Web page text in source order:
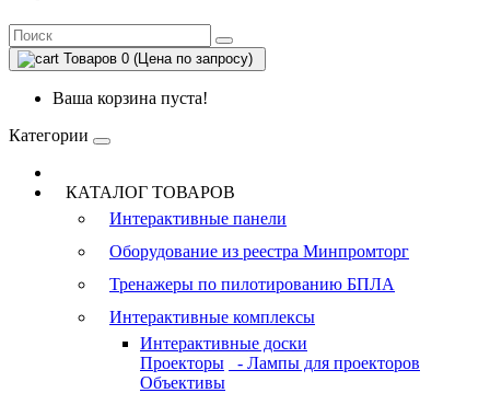
Товаров 0 (Цена по запросу)
Ваша корзина пуста!
Категории
КАТАЛОГ ТОВАРОВ
Интерактивные панели
Оборудование из реестра Минпромторг
Тренажеры по пилотированию БПЛА
Интерактивные комплексы
Интерактивные доски
Проекторы
- Лампы для проекторов
Объективы